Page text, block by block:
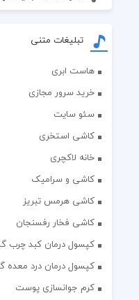
تبلیغات متنی
هاست ابری
خرید سرور مجازی
سئو سایت
کاشی استخری
خانه لاکچری
کاشی و سرامیک
کاشی هرمس تبریز
کاشی فخار رفسنجان
کپسول درمان کبد چرب
کپسول درمان درد معده
کرم جوانسازی پوست